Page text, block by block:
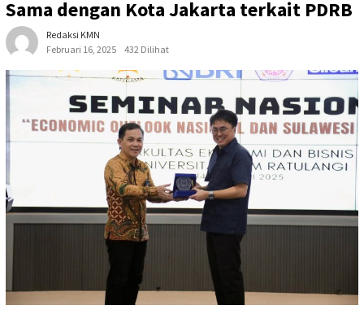
Sama dengan Kota Jakarta terkait PDRB
Redaksi KMN
Februari 16, 2025
432 Dilihat